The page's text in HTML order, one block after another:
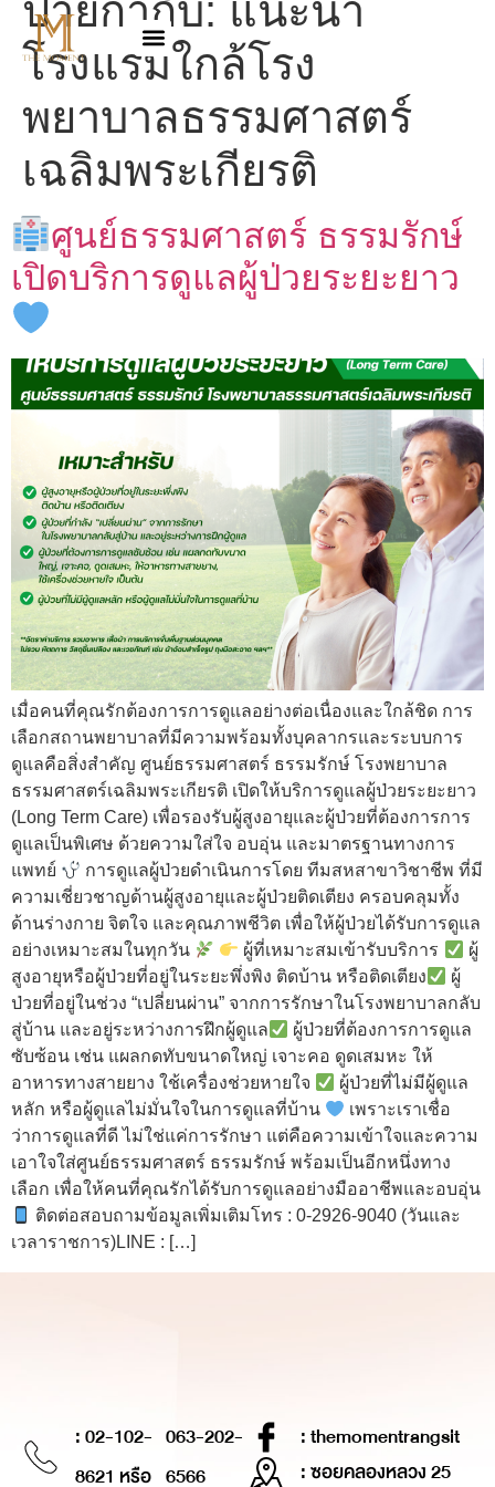
ป้ายกำกับ: แนะนำ
โรงแรมใกล้โรง
พยาบาลธรรมศาสตร์
เฉลิมพระเกียรติ
ศูนย์ธรรมศาสตร์ ธรรมรักษ์
เปิดบริการดูแลผู้ป่วยระยะยาว
เมื่อคนที่คุณรักต้องการการดูแลอย่างต่อเนื่องและใกล้ชิด การ
เลือกสถานพยาบาลที่มีความพร้อมทั้งบุคลากรและระบบการ
ดูแลคือสิ่งสำคัญ ศูนย์ธรรมศาสตร์ ธรรมรักษ์ โรงพยาบาล
ธรรมศาสตร์เฉลิมพระเกียรติ เปิดให้บริการดูแลผู้ป่วยระยะยาว
(Long Term Care) เพื่อรองรับผู้สูงอายุและผู้ป่วยที่ต้องการการ
ดูแลเป็นพิเศษ ด้วยความใส่ใจ อบอุ่น และมาตรฐานทางการ
แพทย์
การดูแลผู้ป่วยดำเนินการโดย ทีมสหสาขาวิชาชีพ ที่มี
ความเชี่ยวชาญด้านผู้สูงอายุและผู้ป่วยติดเตียง ครอบคลุมทั้ง
ด้านร่างกาย จิตใจ และคุณภาพชีวิต เพื่อให้ผู้ป่วยได้รับการดูแล
อย่างเหมาะสมในทุกวัน
ผู้ที่เหมาะสมเข้ารับบริการ
ผู้
สูงอายุหรือผู้ป่วยที่อยู่ในระยะพึ่งพิง ติดบ้าน หรือติดเตียง
ผู้
ป่วยที่อยู่ในช่วง “เปลี่ยนผ่าน” จากการรักษาในโรงพยาบาลกลับ
สู่บ้าน และอยู่ระหว่างการฝึกผู้ดูแล
ผู้ป่วยที่ต้องการการดูแล
ซับซ้อน เช่น แผลกดทับขนาดใหญ่ เจาะคอ ดูดเสมหะ ให้
อาหารทางสายยาง ใช้เครื่องช่วยหายใจ
ผู้ป่วยที่ไม่มีผู้ดูแล
หลัก หรือผู้ดูแลไม่มั่นใจในการดูแลที่บ้าน
เพราะเราเชื่อ
ว่าการดูแลที่ดี ไม่ใช่แค่การรักษา แต่คือความเข้าใจและความ
เอาใจใส่ศูนย์ธรรมศาสตร์ ธรรมรักษ์ พร้อมเป็นอีกหนึ่งทาง
เลือก เพื่อให้คนที่คุณรักได้รับการดูแลอย่างมืออาชีพและอบอุ่น
ติดต่อสอบถามข้อมูลเพิ่มเติมโทร : 0-2926-9040 (วันและ
เวลาราชการ)LINE : […]
: 02-102-
8621 หรือ
063-202-
6566
: themomentrangsit
: ซอยคลองหลวง 25